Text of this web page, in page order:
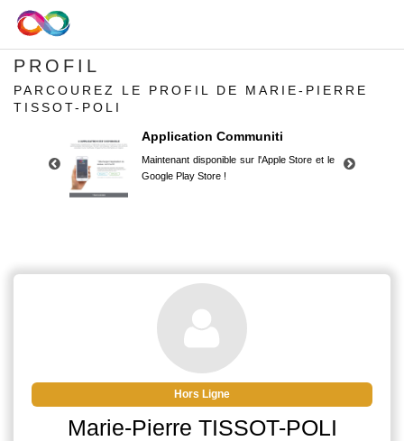
PROFIL
PARCOUREZ LE PROFIL DE MARIE-PIERRE
TISSOT-POLI
Application Communiti
Maintenant disponible sur l'Apple Store et le
Google Play Store !
Google Play Store !
Hors Ligne
Marie-Pierre TISSOT-POLI